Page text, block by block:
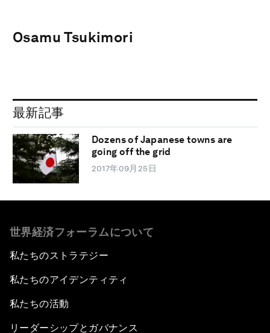
Osamu Tsukimori
最新記事
Dozens of Japanese towns are
going off the grid
2017年09月25日
世界経済フォーラムについて
私たちのストラテジー
私たちのアイデンティティ
私たちの活動
リーダーシップとガバナンス